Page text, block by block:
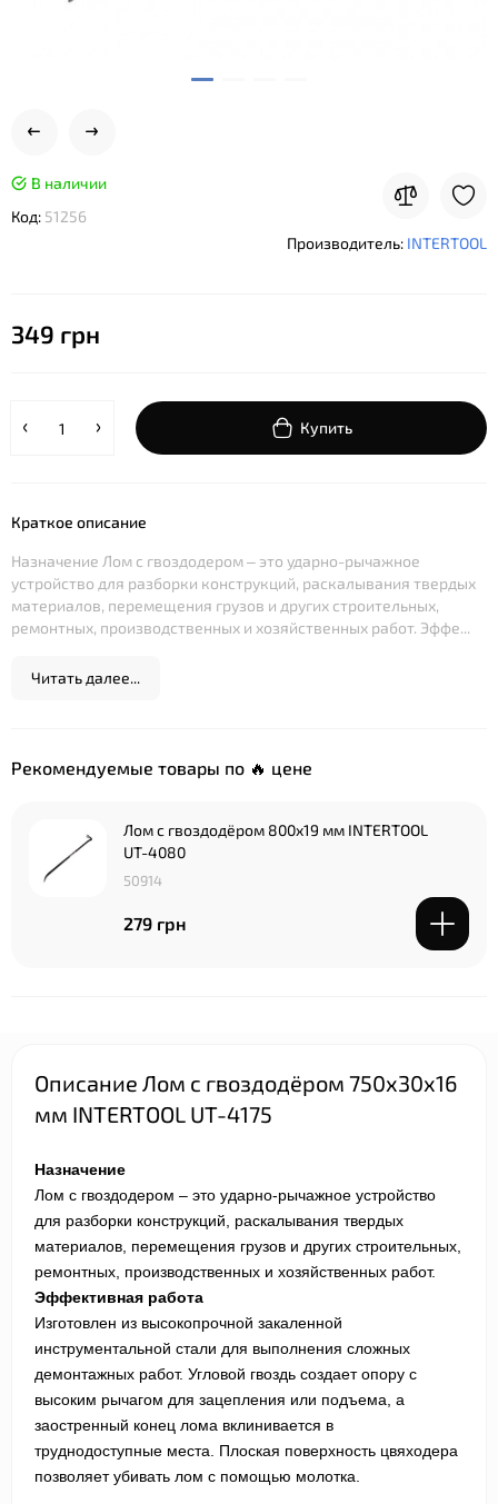
В наличии
Код: 51256
Производитель: INTERTOOL
349 грн
Купить
Краткое описание
Назначение Лом с гвоздодером – это ударно-рычажное
устройство для разборки конструкций, раскалывания твердых
материалов, перемещения грузов и других строительных,
ремонтных, производственных и хозяйственных работ. Эффе...
Читать далее...
Рекомендуемые товары по 🔥 цене
Лом с гвоздодёром 800x19 мм INTERTOOL
UT-4080
50914
279 грн
Описание Лом с гвоздодёром 750x30x16
мм INTERTOOL UT-4175
Назначение
Лом с гвоздодером – это ударно-рычажное устройство
для разборки конструкций, раскалывания твердых
материалов, перемещения грузов и других строительных,
ремонтных, производственных и хозяйственных работ.
Эффективная работа
Изготовлен из высокопрочной закаленной
инструментальной стали для выполнения сложных
демонтажных работ. Угловой гвоздь создает опору с
высоким рычагом для зацепления или подъема, а
заостренный конец лома вклинивается в
труднодоступные места. Плоская поверхность цвяходера
позволяет убивать лом с помощью молотка.